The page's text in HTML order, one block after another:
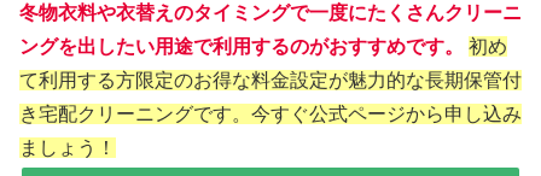
冬物衣料や衣替えのタイミングで一度にたくさんクリーニ
ングを出したい用途で利用するのがおすすめです。
初め
て利用する方限定のお得な料金設定が魅力的な長期保管付
き宅配クリーニングです。今すぐ公式ページから申し込み
ましょう！